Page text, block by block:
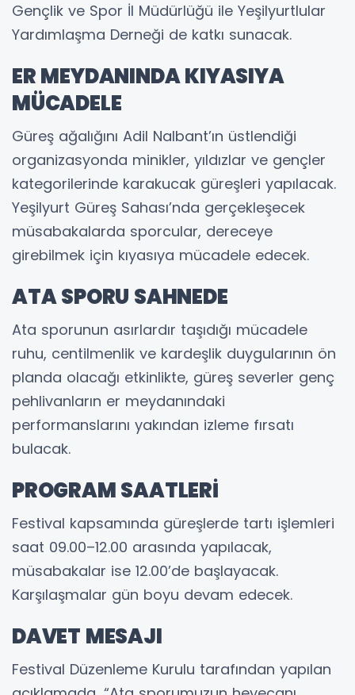
Gençlik ve Spor İl Müdürlüğü ile Yeşilyurtlular
Yardımlaşma Derneği de katkı sunacak.
ER MEYDANINDA KIYASIYA
MÜCADELE
Güreş ağalığını Adil Nalbant’ın üstlendiği
organizasyonda minikler, yıldızlar ve gençler
kategorilerinde karakucak güreşleri yapılacak.
Yeşilyurt Güreş Sahası’nda gerçekleşecek
müsabakalarda sporcular, dereceye
girebilmek için kıyasıya mücadele edecek.
ATA SPORU SAHNEDE
Ata sporunun asırlardır taşıdığı mücadele
ruhu, centilmenlik ve kardeşlik duygularının ön
planda olacağı etkinlikte, güreş severler genç
pehlivanların er meydanındaki
performanslarını yakından izleme fırsatı
bulacak.
PROGRAM SAATLERİ
Festival kapsamında güreşlerde tartı işlemleri
saat 09.00–12.00 arasında yapılacak,
müsabakalar ise 12.00’de başlayacak.
Karşılaşmalar gün boyu devam edecek.
DAVET MESAJI
Festival Düzenleme Kurulu tarafından yapılan